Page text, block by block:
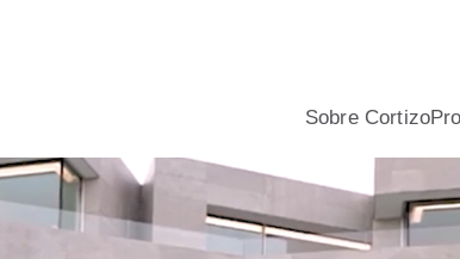
y PVC para viviendas, con asesoramiento
Sobre Cortizo